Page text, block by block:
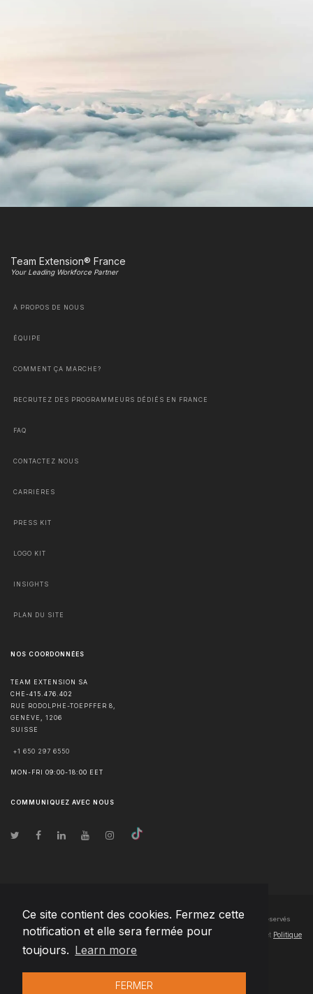
Ce site contient des cookies. Fermez cette
notification et elle sera fermée pour
toujours. Learn more
FERMER
Team Extension® France
Your Leading Workforce Partner
À PROPOS DE NOUS
ÉQUIPE
COMMENT ÇA MARCHE?
RECRUTEZ DES PROGRAMMEURS DÉDIÉS EN FRANCE
FAQ
CONTACTEZ NOUS
CARRIÈRES
PRESS KIT
LOGO KIT
INSIGHTS
PLAN DU SITE
NOS COORDONNÉES
TEAM EXTENSION SA
CHE-415.476.402
RUE RODOLPHE-TOEPFFER 8,
GENÈVE
1206
SUISSE
+1 650 297 6550
MON-FRI 09:00-18:00 EET
COMMUNIQUEZ AVEC NOUS
© Droits d'auteur2026 Team Extension SA France- Tous les droits sont réservés
Changelog● En utilisant ce site, vous acceptez nos Conditions d'utilisation et Politique
de confidentialité